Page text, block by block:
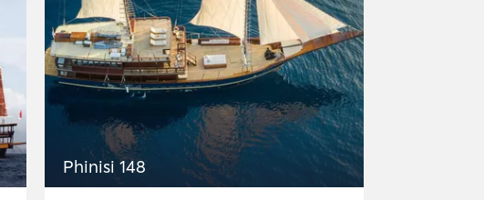
Phinisi 148